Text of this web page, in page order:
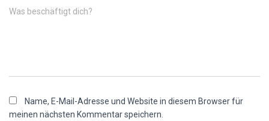
Was beschäftigt dich?
Name, E-Mail-Adresse und Website in diesem Browser für
meinen nächsten Kommentar speichern.